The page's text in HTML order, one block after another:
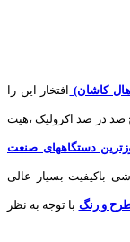
کاشان) افتخار این را
صد در صد اکرولیک ،هیت
دستگاههای صنعت
باکیفیت بسیار عالی
طرح و رنگ با توجه به نظر